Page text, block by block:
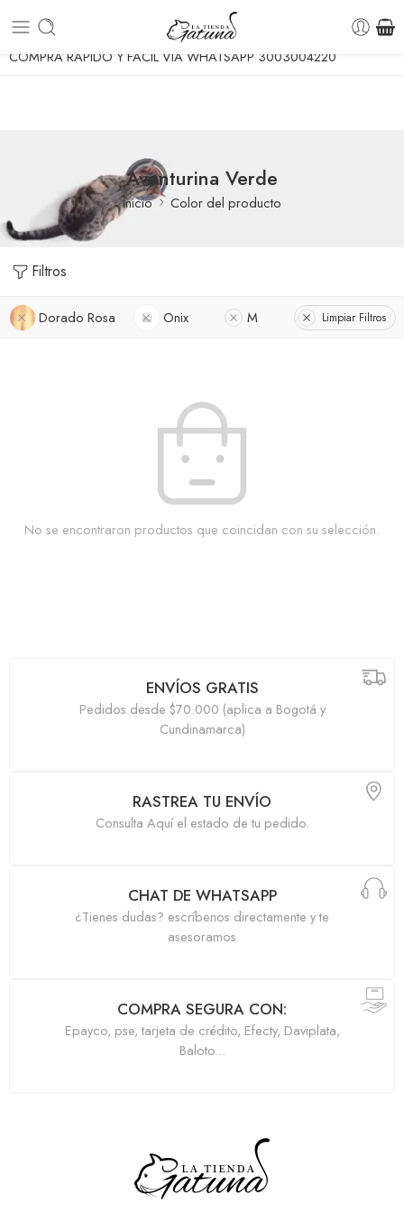
ENVIO GRATUITO A TODA COLOMBIA DESDE
COMPRA RÁPIDO Y FÁCIL VÍA WHATSAPP 3003004220
Aventurina Verde
Inicio Color del producto
Filtros
Dorado Rosa Onix M Limpiar Filtros
No se encontraron productos que coincidan con su selección.
ENVÍOS GRATIS
Pedidos desde $70.000 (aplica a Bogotá y
Cundinamarca)
RASTREA TU ENVÍO
Consulta Aquí el estado de tu pedido.
CHAT DE WHATSAPP
¿Tienes dudas? escríbenos directamente y te
asesoramos
COMPRA SEGURA CON:
Epayco, pse, tarjeta de crédito, Efecty, Daviplata,
Baloto...